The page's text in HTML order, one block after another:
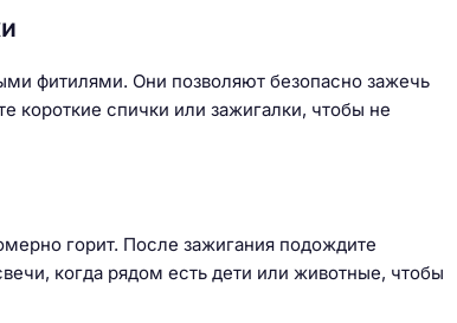
фитилями. Они позволяют безопасно зажечь
короткие спички или зажигалки, чтобы не
горит. После зажигания подождите
когда рядом есть дети или животные, чтобы